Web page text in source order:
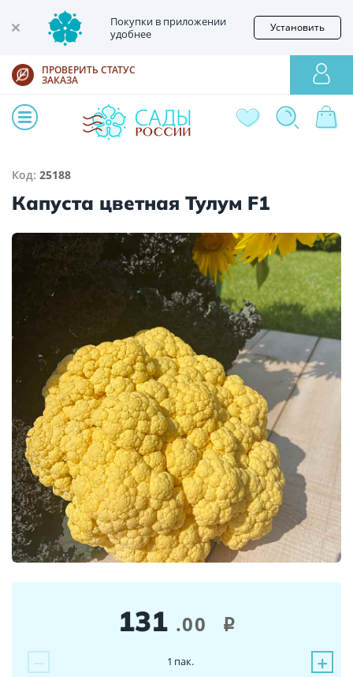
Покупки в приложении
удобнее
Установить
ПРОВЕРИТЬ СТАТУС
ЗАКАЗА
Код: 25188
Капуста цветная Тулум F1
131 .00 i
− +
1 пак.